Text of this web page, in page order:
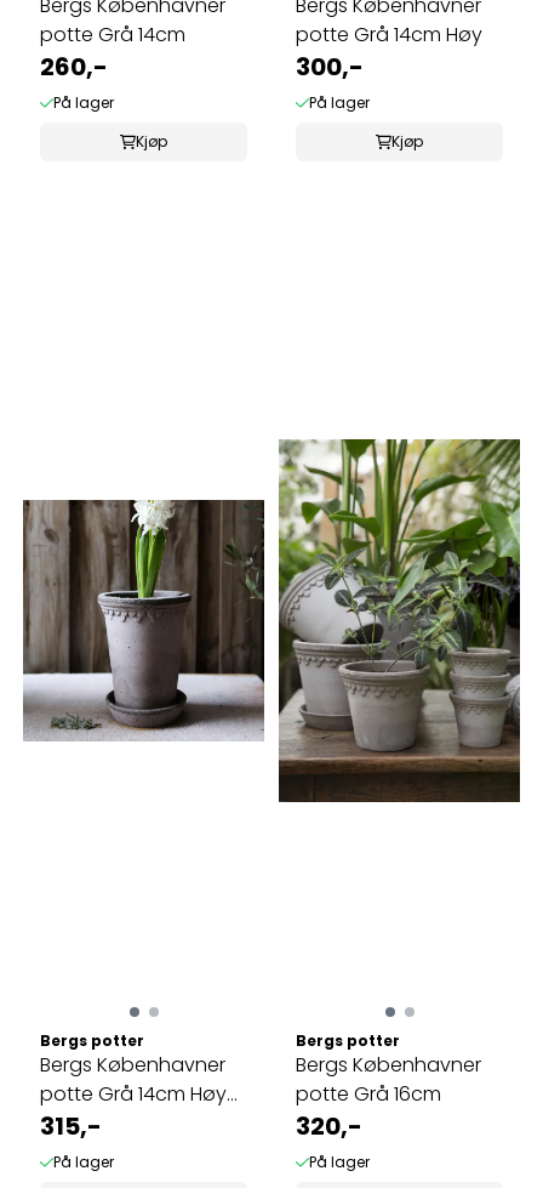
potte Grå 14cm
260,-
På lager
Kjøp
potte Grå 14cm Høy
300,-
På lager
Kjøp
Bergs potter
Bergs Københavner
potte Grå 14cm Høy
modell
315,-
På lager
Bergs potter
Bergs Københavner
potte Grå 16cm
320,-
På lager